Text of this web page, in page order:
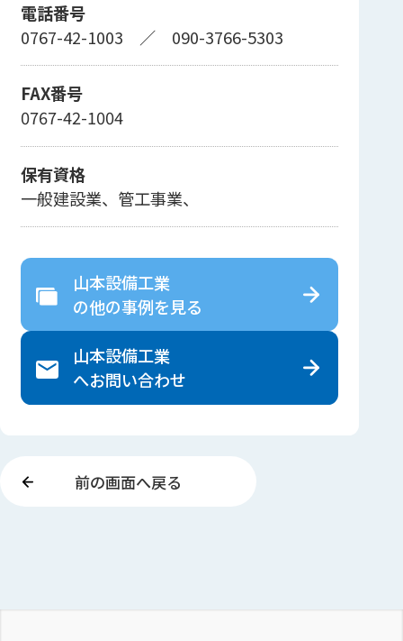
電話番号
0767-42-1003 ／ 090-3766-5303
FAX番号
0767-42-1004
保有資格
一般建設業、管工事業、
山本設備工業
の他の事例を見る
山本設備工業
へお問い合わせ
前の画面へ戻る